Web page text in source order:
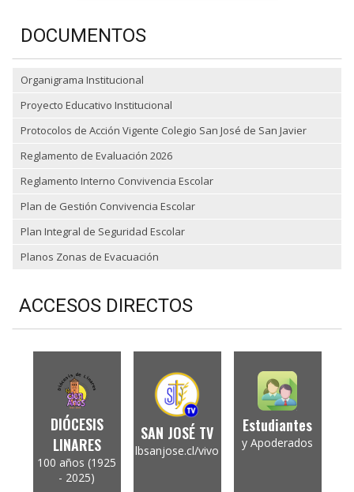
DOCUMENTOS
Organigrama Institucional
Proyecto Educativo Institucional
Protocolos de Acción Vigente Colegio San José de San Javier
Reglamento de Evaluación 2026
Reglamento Interno Convivencia Escolar
Plan de Gestión Convivencia Escolar
Plan Integral de Seguridad Escolar
Planos Zonas de Evacuación
ACCESOS DIRECTOS
DIÓCESIS
LINARES
100 años (1925
- 2025)
SAN JOSÉ TV
lbsanjose.cl/vivo
Estudiantes
y Apoderados